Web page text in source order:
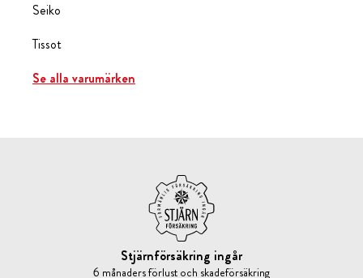
Seiko
Tissot
Se alla varumärken
Stjärnförsäkring ingår
6 månaders förlust och skadeförsäkring